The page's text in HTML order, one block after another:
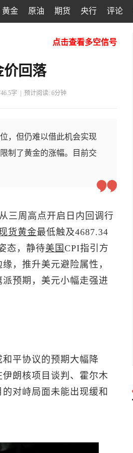
黄金 原油 期货 央行 评论
点击查看多空信号
价回落
字 |预计阅读: 6分钟
，但仍难以借此机会实现
制了黄金的涨幅。目前交
三周高点开启日内回调行
货黄金最低触及4687.34
态，静待美国 CPI指引方
，推升美元避险属性，
派预期，美元小幅走强进
平协议的预期大幅降
朗核项目谈判、霍尔木
对峙局面未能出现缓和